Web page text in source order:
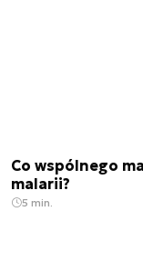
Co wspólnego
malarii?
5 min.